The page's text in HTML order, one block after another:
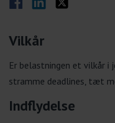
Vilkår
Er belastningen et vilkår
stramme deadlines, tæt
Indflydelse